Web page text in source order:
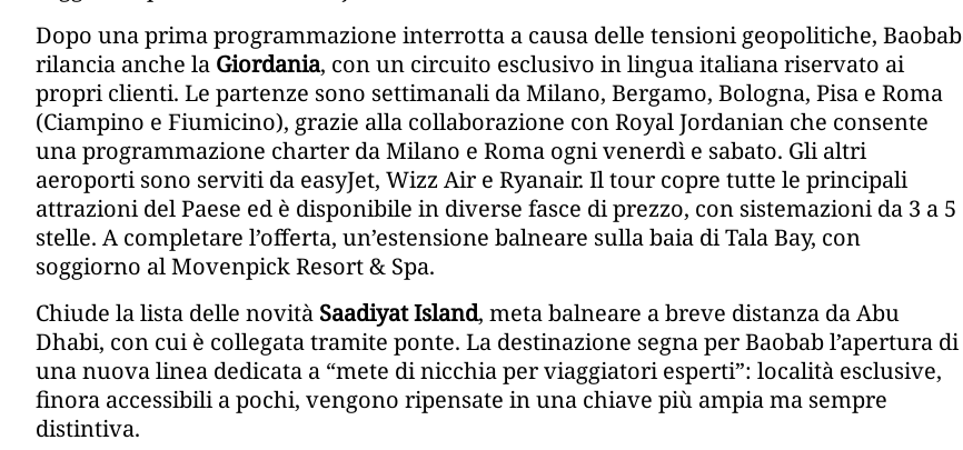
Dopo una prima programmazione interrotta a causa delle tensioni geopolitiche, Baobab
rilancia anche la Giordania, con un circuito esclusivo in lingua italiana riservato ai
propri clienti. Le partenze sono settimanali da Milano, Bergamo, Bologna, Pisa e Roma
(Ciampino e Fiumicino), grazie alla collaborazione con Royal Jordanian che consente
una programmazione charter da Milano e Roma ogni venerdì e sabato. Gli altri
aeroporti sono serviti da easyJet, Wizz Air e Ryanair. Il tour copre tutte le principali
attrazioni del Paese ed è disponibile in diverse fasce di prezzo, con sistemazioni da 3 a 5
stelle. A completare l’offerta, un’estensione balneare sulla baia di Tala Bay, con
soggiorno al Movenpick Resort & Spa.
Chiude la lista delle novità Saadiyat Island, meta balneare a breve distanza da Abu
Dhabi, con cui è collegata tramite ponte. La destinazione segna per Baobab l’apertura di
una nuova linea dedicata a “mete di nicchia per viaggiatori esperti”: località esclusive,
finora accessibili a pochi, vengono ripensate in una chiave più ampia ma sempre
distintiva.